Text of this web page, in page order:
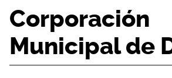
Corporación
Municipal de